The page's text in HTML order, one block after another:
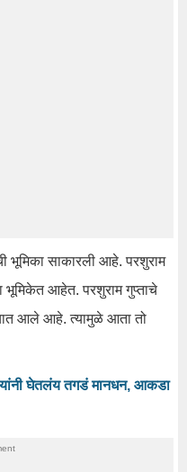
भूमिका साकारली आहे. परशुराम
भूमिकेत आहेत. परशुराम गुप्ताचे
आले आहे. त्यामुळे आता तो
घेतलंय तगडं मानधन, आकडा